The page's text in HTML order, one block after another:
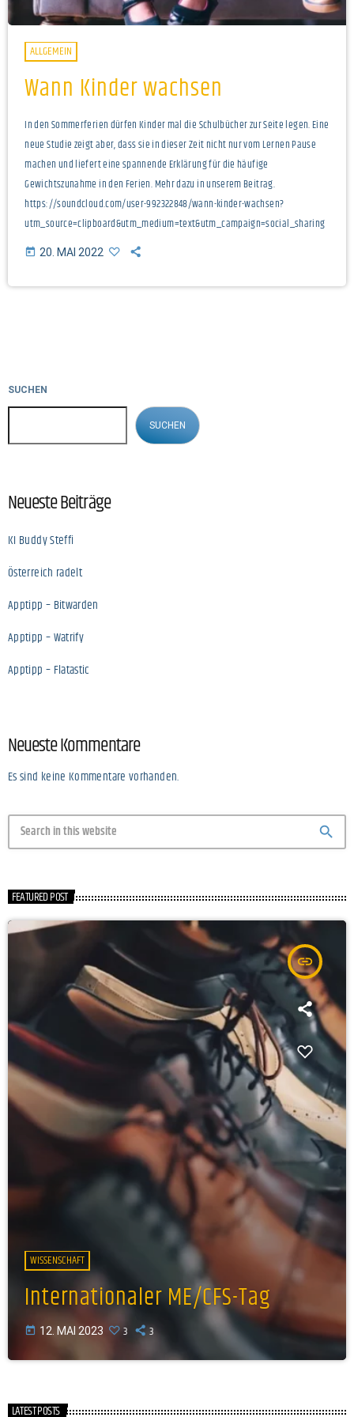
ALLGEMEIN
Wann Kinder wachsen
In den Sommerferien dürfen Kinder mal die Schulbücher zur Seite legen. Eine
neue Studie zeigt aber, dass sie in dieser Zeit nicht nur vom Lernen Pause
machen und liefert eine spannende Erklärung für die häufige
Gewichtszunahme in den Ferien. Mehr dazu in unserem Beitrag.
https://soundcloud.com/user-992322848/wann-kinder-wachsen?
utm_source=clipboard&utm_medium=text&utm_campaign=social_sharing
today 20. MAI 2022
SUCHEN
SUCHEN
Neueste Beiträge
KI Buddy Steffi
Österreich radelt
Apptipp – Bitwarden
Apptipp – Watrify
Apptipp – Flatastic
Neueste Kommentare
Es sind keine Kommentare vorhanden.
search
FEATURED POST
insert_link
WISSENSCHAFT
Internationaler ME/CFS-Tag
today 12. MAI 2023 3 3
LATEST POSTS